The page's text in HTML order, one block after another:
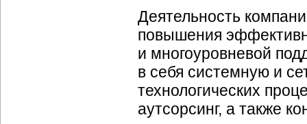
Деятельность
повышения
и многоуровневой
в себя системную и
технологических
аутсорсинг, а также